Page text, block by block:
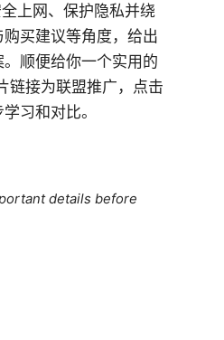
上网、保护隐私并绕
买建议等角度，给出
顺便给你一个实用的
链接为联盟推广，点击
习和对比。
details before